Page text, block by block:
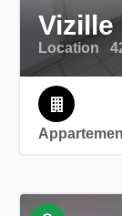
Vizille
Location